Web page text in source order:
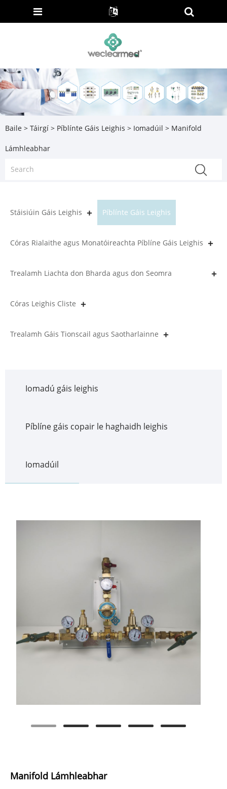
Baile > Táirgí > Píblínte Gáis Leighis > Iomadúil > Manifold
Lámhleabhar
Stáisiúin Gáis Leighis Píblínte Gáis Leighis
Córas Rialaithe agus Monatóireachta Píblíne Gáis Leighis
Trealamh Liachta don Bharda agus don Seomra
Oibriúcháin
Córas Leighis Cliste
Trealamh Gáis Tionscail agus Saotharlainne
Iomadú gáis leighis
Píblíne gáis copair le haghaidh leighis
Iomadúil
Manifold Lámhleabhar